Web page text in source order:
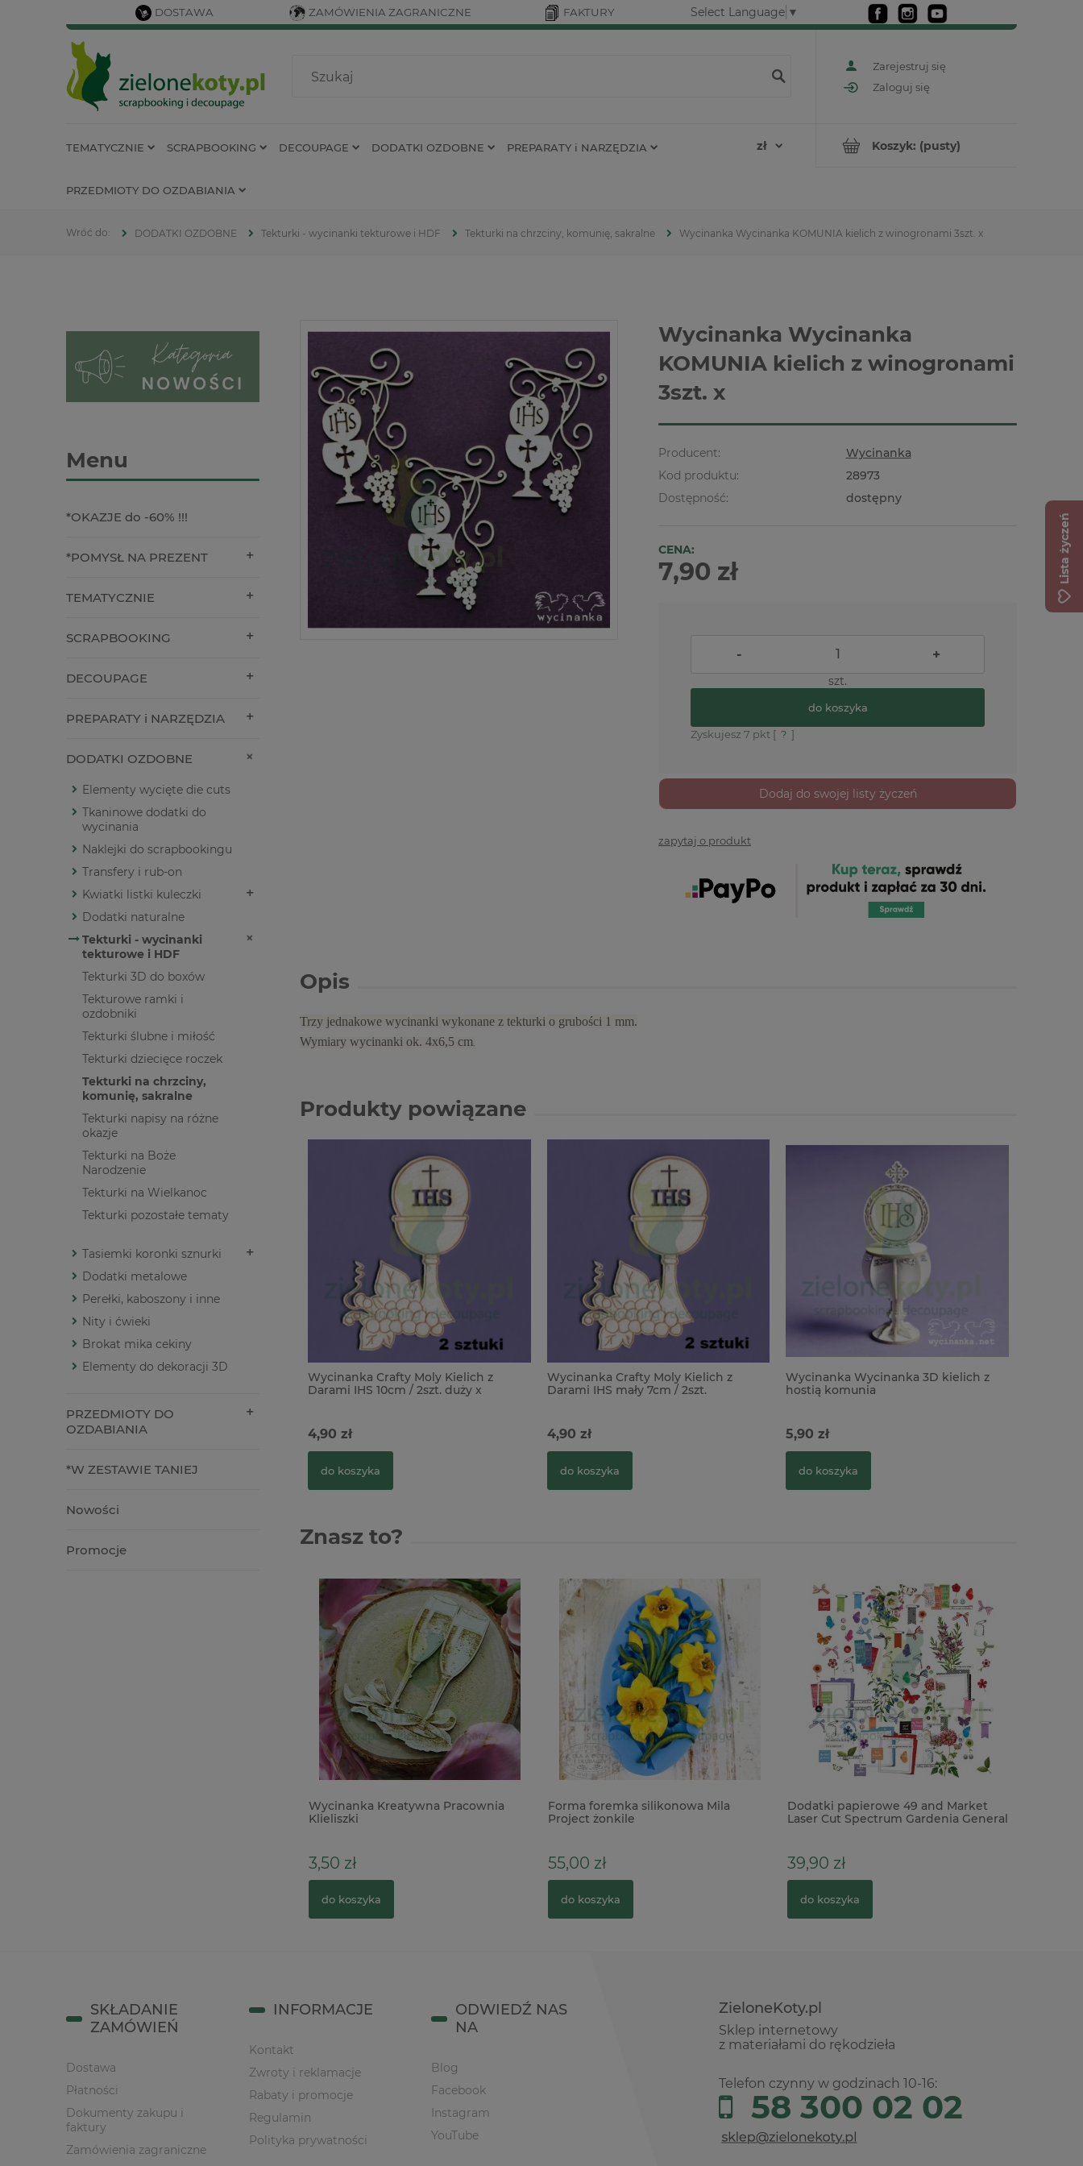
DOSTAWA ZAMÓWIENIA ZAGRANICZNE FAKTURY Select Language ▼
Zarejestruj się
Zaloguj się
Koszyk: (pusty)
TEMATYCZNIE SCRAPBOOKING DECOUPAGE DODATKI OZDOBNE PREPARATY i NARZĘDZIA
PRZEDMIOTY DO OZDABIANIA
DODATKI OZDOBNE Tekturki - wycinanki tekturowe i HDF Tekturki na chrzciny, komunię, sakralne Wycinanka Wycinanka KOMUNIA kielich z winogronami 3szt. x
Menu
*OKAZJE do -60% !!!
*POMYSŁ NA PREZENT
TEMATYCZNIE
SCRAPBOOKING
DECOUPAGE
PREPARATY i NARZĘDZIA
DODATKI OZDOBNE
Elementy wycięte die cuts
Tkaninowe dodatki do
wycinania
Naklejki do scrapbookingu
Transfery i rub-on
Kwiatki listki kuleczki
Dodatki naturalne
Tekturki - wycinanki
tekturowe i HDF
Tekturki 3D do boxów
Tekturowe ramki i
ozdobniki
Tekturki ślubne i miłość
Tekturki dziecięce roczek
Tekturki na chrzciny,
komunię, sakralne
Tekturki napisy na różne
okazje
Tekturki na Boże
Narodzenie
Tekturki na Wielkanoc
Tekturki pozostałe tematy
Tasiemki koronki sznurki
Dodatki metalowe
Perełki, kaboszony i inne
Nity i ćwieki
Brokat mika cekiny
Elementy do dekoracji 3D
PRZEDMIOTY DO
OZDABIANIA
*W ZESTAWIE TANIEJ
Nowości
Promocje
Wycinanka Wycinanka
KOMUNIA kielich z winogronami
3szt. x
Producent:
Wycinanka
Kod produktu:
28973
Dostępność:
dostępny
CENA:
7,90 zł
- +
szt.
do koszyka
Zyskujesz 7 pkt [ ? ]
Dodaj do swojej listy życzeń
zapytaj o produkt
Opis
Trzy jednakowe wycinanki wykonane z tekturki o grubości 1 mm.
Wymiary wycinanki ok. 4x6,5 cm.
Produkty powiązane
Wycinanka Crafty Moly Kielich z
Darami IHS 10cm / 2szt. duży x
4,90 zł
do koszyka
Wycinanka Crafty Moly Kielich z
Darami IHS mały 7cm / 2szt.
4,90 zł
do koszyka
Wycinanka Wycinanka 3D kielich z
hostią komunia
5,90 zł
do koszyka
Znasz to?
Wycinanka Kreatywna Pracownia
Klieliszki
3,50 zł
do koszyka
Forma foremka silikonowa Mila
Project żonkile
55,00 zł
do koszyka
Dodatki papierowe 49 and Market
Laser Cut Spectrum Gardenia General
39,90 zł
do koszyka
ZieloneKoty.pl
Sklep internetowy
z materiałami do rękodzieła
Telefon czynny w godzinach 10-16:
58 300 02 02
SKŁADANIE
ZAMÓWIEŃ
Dostawa
Płatności
Dokumenty zakupu i
faktury
Zamówienia zagraniczne
INFORMACJE
Kontakt
Zwroty i reklamacje
Rabaty i promocje
Regulamin
Polityka prywatności
ODWIEDŹ NAS
NA
Blog
Facebook
Instagram
YouTube
Lista życzeń